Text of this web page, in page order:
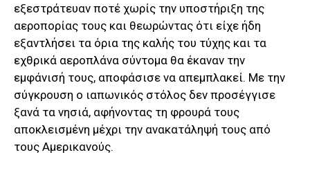
εξεστράτευαν ποτέ χωρίς την υποστήριξη της
αεροπορίας τους και θεωρώντας ότι είχε ήδη
εξαντλήσει τα όρια της καλής του τύχης και τα
εχθρικά αεροπλάνα σύντομα θα έκαναν την
εμφάνισή τους, αποφάσισε να απεμπλακεί. Με την
σύγκρουση ο ιαπωνικός στόλος δεν προσέγγισε
ξανά τα νησιά, αφήνοντας τη φρουρά τους
αποκλεισμένη μέχρι την ανακατάληψή τους από
τους Αμερικανούς.